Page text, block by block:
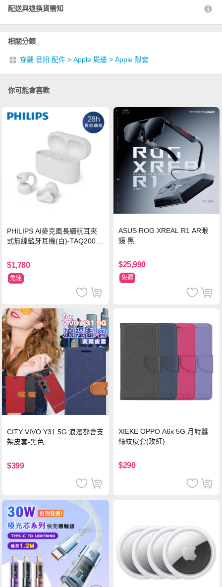
配送與退換貨需知
相關分類
穿戴 音訊 配件 > Apple 周邊 > Apple 殼套
你可能會喜歡
PHILIPS AI麥克風長續航耳夾
式無線藍牙耳機(白)-TAQ2000
$1,780
免運
ASUS ROG XREAL R1 AR眼
鏡 黑
$25,990
免運
CITY VIVO Y31 5G 浪漫都會支
架皮套-黑色
$399
XIEKE OPPO A6x 5G 月詩蠶
絲紋皮套(玫紅)
$290